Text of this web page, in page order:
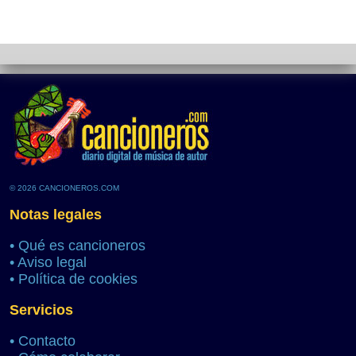
© 2026 CANCIONEROS.COM
Notas legales
• Qué es cancioneros
• Aviso legal
• Política de cookies
Servicios
• Contacto